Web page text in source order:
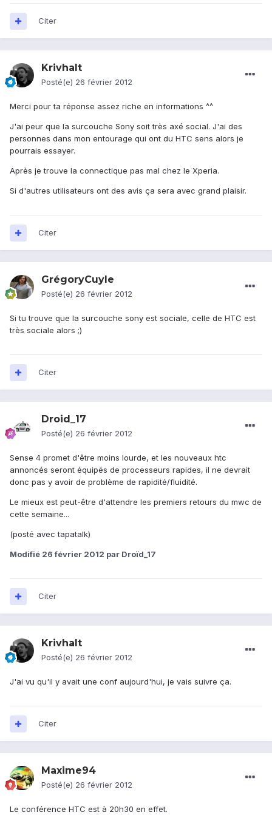
Citer
Krivhalt
Posté(e) 26 février 2012
Merci pour ta réponse assez riche en informations ^^
J'ai peur que la surcouche Sony soit très axé social. J'ai des
personnes dans mon entourage qui ont du HTC sens alors je
pourrais essayer.
Après je trouve la connectique pas mal chez le Xperia.
Si d'autres utilisateurs ont des avis ça sera avec grand plaisir.
Citer
GrégoryCuyle
Posté(e) 26 février 2012
Si tu trouve que la surcouche sony est sociale, celle de HTC est
très sociale alors ;)
Citer
Droid_17
Posté(e) 26 février 2012
Sense 4 promet d'être moins lourde, et les nouveaux htc
annoncés seront équipés de processeurs rapides, il ne devrait
donc pas y avoir de problème de rapidité/fluidité.
Le mieux est peut-être d'attendre les premiers retours du mwc de
cette semaine...
(posté avec tapatalk)
Modifié 26 février 2012 par Droïd_17
Citer
Krivhalt
Posté(e) 26 février 2012
J'ai vu qu'il y avait une conf aujourd'hui, je vais suivre ça.
Citer
Maxime94
Posté(e) 26 février 2012
Le conférence HTC est à 20h30 en effet.